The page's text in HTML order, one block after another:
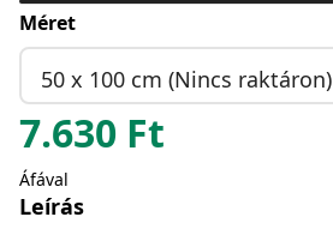
Méret
50 x 100 cm (Nincs raktáron)
7.630 Ft
Áfával
Leírás